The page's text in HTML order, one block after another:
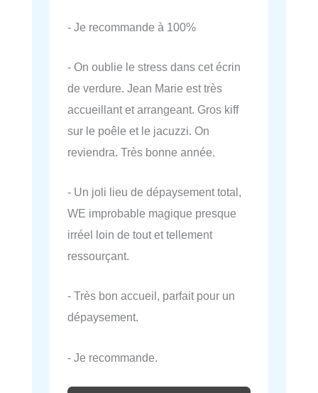
- Je recommande à 100%
- On oublie le stress dans cet écrin
de verdure. Jean Marie est très
accueillant et arrangeant. Gros kiff
sur le poêle et le jacuzzi. On
reviendra. Très bonne année.
- Un joli lieu de dépaysement total,
WE improbable magique presque
irréel loin de tout et tellement
ressourçant.
- Très bon accueil, parfait pour un
dépaysement.
- Je recommande.